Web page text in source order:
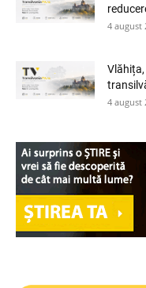
4 august
4 august